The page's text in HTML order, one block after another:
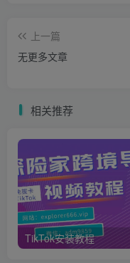
事实上，“这些大道理
不然也不会有那么多“成
大师们说的话，是不是
能说它没道理么？
但他们说的就真的都对
不一定吧！
上一篇
无更多文章
相关推荐
TikTok安装教程